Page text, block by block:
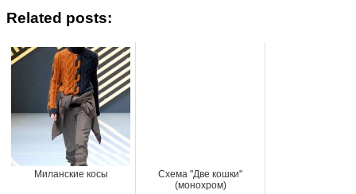
Related posts:
Миланские косы
Схема "Две кошки"
(монохром)